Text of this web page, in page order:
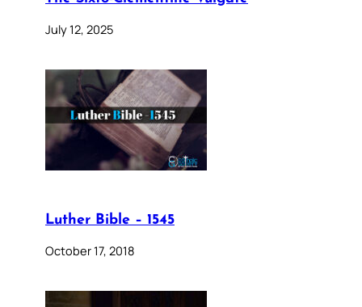
July 12, 2025
Luther Bible – 1545
October 17, 2018